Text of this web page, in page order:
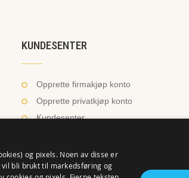
KUNDESENTER
Opprette firmakjøp konto
Opprette privatkjøp konto
Kundesenter
Kaffe på jobben?
Kontakt oss
og pixels. Noen av disse er
bli brukt til markedsføring og